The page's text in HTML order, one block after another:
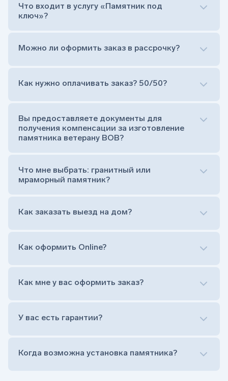
Что входит в услугу «Памятник под
ключ»?
Сам комплект памятника:
Тумба (постамент, на который при помощи
штыря устанавливается стела)
Цветник (обрамление могилки, бывает, что
Обработка и сверловка комплекта
Расположение символа веры (крестик или
на символ веры или вовсе портрет не рисовать)
прописной)
Можно ли оформить заказ в рассрочку?
Как нужно оплачивать заказ? 50/50?
Вы предоставляете документы для
получения компенсации за изготовление
памятника ветерану ВОВ?
Что мне выбрать: гранитный или
мраморный памятник?
Как заказать выезд на дом?
Заказать бесплатный выезд менеджера на дом
Как оформить Online?
Заказать бесплатный выезд менеджера на дом
Как мне у вас оформить заказ?
У вас есть гарантии?
Когда возможна установка памятника?